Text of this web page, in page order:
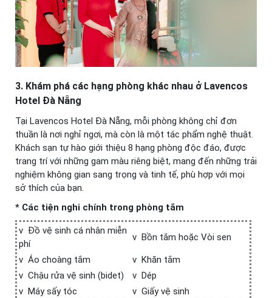
3. Khám phá các hạng phòng khác nhau ở Lavencos
Hotel Đà Nẵng
Tại Lavencos Hotel Đà Nẵng, mỗi phòng không chỉ đơn
thuần là nơi nghỉ ngơi, mà còn là một tác phẩm nghệ thuật.
Khách sạn tự hào giới thiệu 8 hạng phòng độc đáo, được
trang trí với những gam màu riêng biệt, mang đến những trải
nghiệm không gian sang trọng và tinh tế, phù hợp với mọi
sở thích của bạn.
* Các tiện nghi chính trong phòng tắm
v Đồ vệ sinh cá nhân miễn
phí
v Bồn tắm hoặc Vòi sen
v Áo choàng tắm
v Khăn tắm
v Chậu rửa vệ sinh (bidet)
v Dép
v Máy sấy tóc
v Giấy vệ sinh